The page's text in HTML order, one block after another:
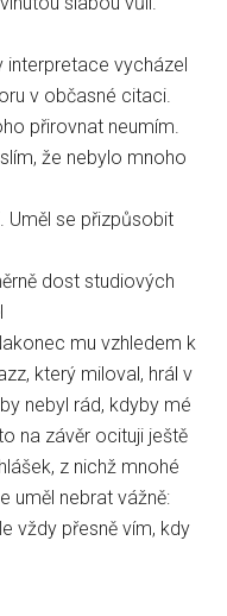
interpretace vycházel
v občasné citaci.
přirovnat neumím.
že nebylo mnoho
Uměl se přizpůsobit
dost studiových
mu vzhledem k
který miloval, hrál v
nebyl rád, kdyby mé
na závěr ocituji ještě
z nichž mnohé
uměl nebrat vážně:
vždy přesně vím, kdy